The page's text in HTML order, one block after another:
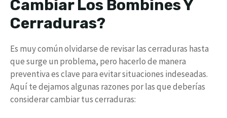
Cambiar Los Bombines Y
Cerraduras?
Es muy común olvidarse de revisar las cerraduras hasta
que surge un problema, pero hacerlo de manera
preventiva es clave para evitar situaciones indeseadas.
Aquí te dejamos algunas razones por las que deberías
considerar cambiar tus cerraduras: